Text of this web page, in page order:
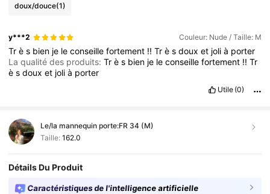
doux/douce(1)
y***2 Couleur: Nude / Taille: M
Très bien je leconseillefortement !!Trèsdouxet jolià porter
La qualité des produits:Très bien je leconseillefortement !!Tr
èsdouxet jolià porter
Utile (0)
Le/la mannequin porte:FR 34 (M)
Taille: 162.0
Détails Du Produit
Caractéristiques de l'intelligence artificielle